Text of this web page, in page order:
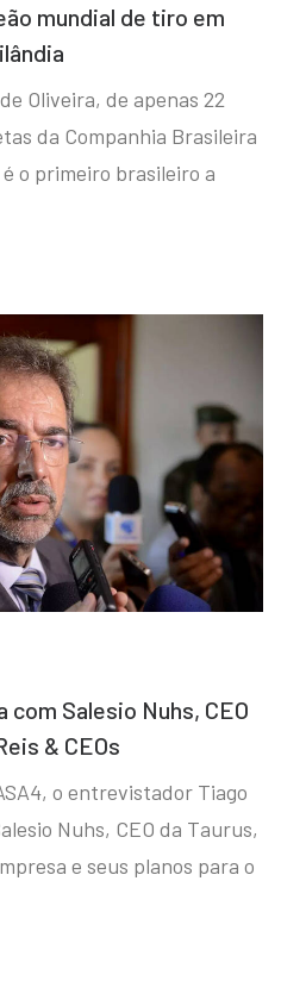
mundial de tiro em
Oliveira, de apenas 22
da Companhia Brasileira
o primeiro brasileiro a
Salesio Nuhs, CEO
& CEOs
o entrevistador Tiago
Nuhs, CEO da Taurus,
e seus planos para o